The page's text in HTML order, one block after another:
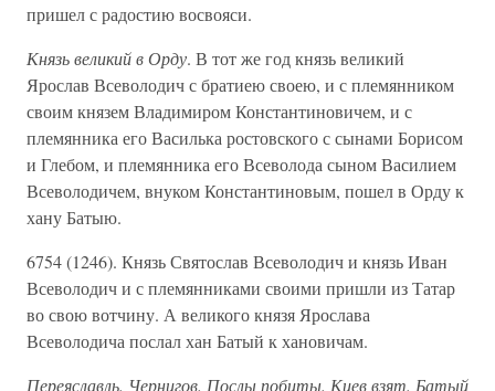
пришел с радостию восвояси.
Князь великий в Орду. В тот же год князь великий
Ярослав Всеволодич с братиею своею, и с племянником
своим князем Владимиром Константиновичем, и с
племянника его Василька ростовского с сынами Борисом
и Глебом, и племянника его Всеволода сыном Василием
Всеволодичем, внуком Константиновым, пошел в Орду к
хану Батыю.
6754 (1246). Князь Святослав Всеволодич и князь Иван
Всеволодич и с племянниками своими пришли из Татар
во свою вотчину. А великого князя Ярослава
Всеволодича послал хан Батый к хановичам.
Переяславль. Чернигов. Послы побиты. Киев взят. Батый